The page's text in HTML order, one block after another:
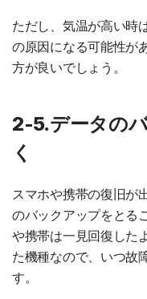
ただし、気温が高い時
の原因になる可能性が
方が良いでしょう。
2-5.データの
く
スマホや携帯の復旧が
のバックアップをとる
や携帯は一見回復した
た機種なので、いつ故
す。